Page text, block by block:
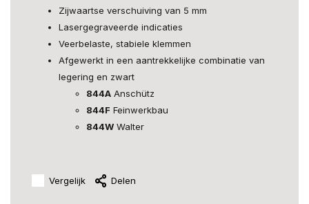
Zijwaartse verschuiving van 5 mm
Lasergegraveerde indicaties
Veerbelaste, stabiele klemmen
Afgewerkt in een aantrekkelijke combinatie van
legering en zwart
844A Anschütz
844F Feinwerkbau
844W Walter
Vergelijk Delen